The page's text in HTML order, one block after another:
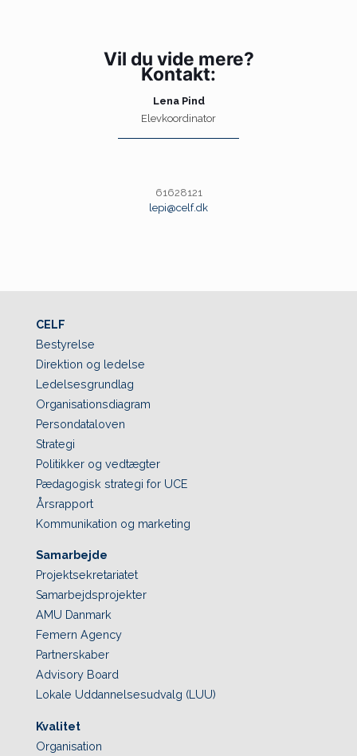
Vil du vide mere?
Kontakt:
Lena Pind
Elevkoordinator
61628121
lepi@celf.dk
CELF
Bestyrelse
Direktion og ledelse
Ledelsesgrundlag
Organisationsdiagram
Persondataloven
Strategi
Politikker og vedtægter
Pædagogisk strategi for UCE
Årsrapport
Kommunikation og marketing
Samarbejde
Projektsekretariatet
Samarbejdsprojekter
AMU Danmark
Femern Agency
Partnerskaber
Advisory Board
Lokale Uddannelsesudvalg (LUU)
Kvalitet
Organisation